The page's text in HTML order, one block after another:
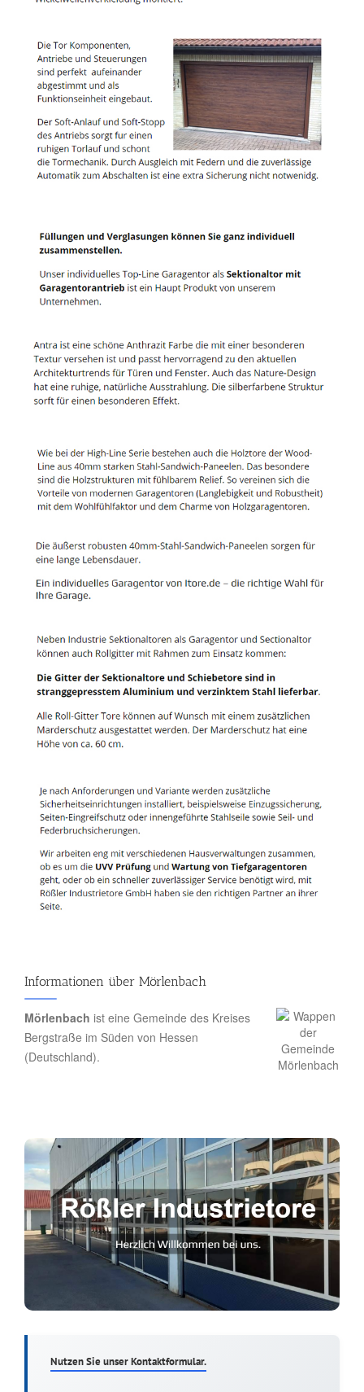
Informationen über Mörlenbach
Mörlenbach ist eine Gemeinde des Kreises
Bergstraße im Süden von Hessen
(Deutschland).
Nutzen Sie unser Kontaktformular.